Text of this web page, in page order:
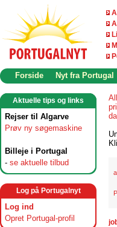
Forside Nyt fra Portugal
Aktuelle tips og links
Rejser til Algarve
Prøv ny søgemaskine
Billeje i Portugal
- se aktuelle tilbud
Log på Portugalnyt
Log ind
Opret Portugal-profil